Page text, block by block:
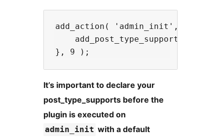
add_action( 'admin_init',
add_post_type_support(
It’s important to declare your
post_type_supports before the
plugin is executed on
admin_init with a default